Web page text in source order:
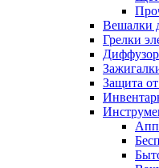
Вешалки
Грелки
Защита